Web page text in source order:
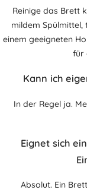
Reinige das Brett
mildem
einem geeigneten
für
Kann ich
In der Regel ja.
Eignet sich
Absolut. Ein